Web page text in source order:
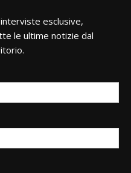
esclusive,
le ultime notizie dal